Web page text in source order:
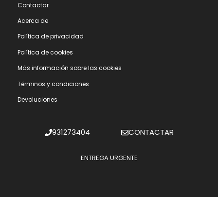
Contactar
Acerca de
Polí­tica de privacidad
Polí­tica de cookies
Más información sobre las cookies
Términos y condiciones
Devoluciones
931273404 CONTACTAR
ENTREGA URGENTE